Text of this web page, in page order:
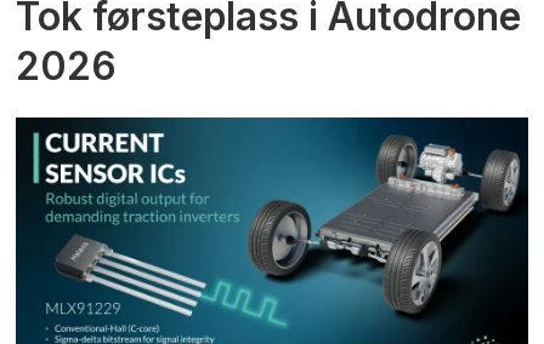
Tok førsteplass i Autodrone
2026